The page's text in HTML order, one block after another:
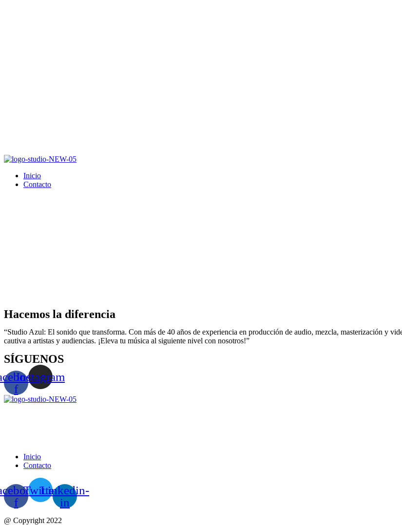
Inicio
Contacto
Hacemos la diferencia
“Studio Azul: El sonido que transforma. Con más de 40 años de experiencia en producción de audio, mezcla, masterización y
cautiva a artistas y audiencias. ¡Eleva tu música al siguiente nivel con nosotros!”
SÍGUENOS
f
Instagram
Inicio
Contacto
f
TwitterLinkedin-
in
@ Copyright 2022